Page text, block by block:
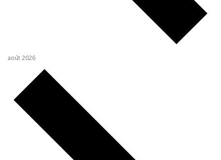
août 2026